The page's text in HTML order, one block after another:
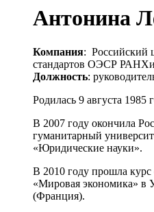
Антонина
Компания: Российский
стандартов ОЭСР
Должность:
Родилась 9 августа 1985
В 2007 году окончила
гуманитарный
«Юридические науки».
В 2010 году прошла курс
«Мировая экономика» в
(Франция).